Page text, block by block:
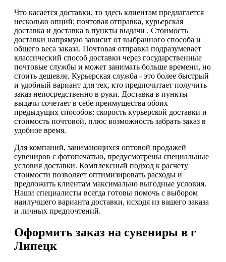
Что касается доставки, то здесь клиентам предлагается
несколько опций: почтовая отправка, курьерская
доставка и доставка в пункты выдачи . Стоимость
доставки напрямую зависит от выбранного способа и
общего веса заказа. Почтовая отправка подразумевает
классический способ доставки через государственные
почтовые службы и может занимать больше времени, но
стоить дешевле. Курьерская служба - это более быстрый
и удобный вариант для тех, кто предпочитает получить
заказ непосредственно в руки. Доставка в пункты
выдачи сочетает в себе преимущества обоих
предыдущих способов: скорость курьерской доставки и
стоимость почтовой, плюс возможность забрать заказ в
удобное время.
Для компаний, занимающихся оптовой продажей
сувениров с фотопечатью, предусмотрены специальные
условия доставки. Комплексный подход к расчету
стоимости позволяет оптимизировать расходы и
предложить клиентам максимально выгодные условия.
Наши специалисты всегда готовы помочь с выбором
наилучшего варианта доставки, исходя из вашего заказа
и личных предпочтений.
Оформить заказ на сувениры в г
Липецк